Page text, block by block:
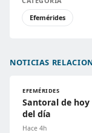
Efemérides
NOTICIAS
EFEMÉRIDES
Santoral de hoy
del día
Hace 4h